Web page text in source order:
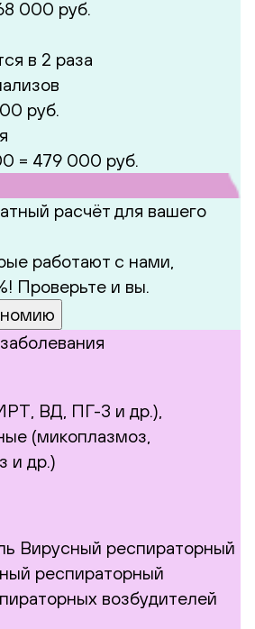
000 руб.
в 2 раза
руб.
= 479 000 руб.
расчёт для вашего
работают с нами,
Проверьте и вы.
экономию
ВД, ПГ-3 и др.),
(микоплазмоз,
и др.)
Вирусный респираторный
респираторный
возбудителей